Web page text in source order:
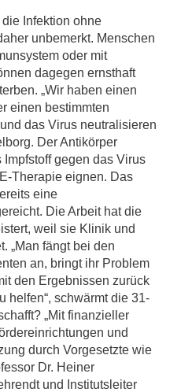
Infektion ohne
unbemerkt. Menschen
oder mit
dagegen ernsthaft
„Wir haben einen
einen bestimmten
das Virus neutralisieren
Der Antikörper
gegen das Virus
Therapie eignen. Das
eine
Die Arbeit hat die
weil sie Klinik und
„Man fängt bei den
an, bringt ihr Problem
den Ergebnissen zurück
helfen“, schwärmt die 31-
„Mit finanzieller
und
durch Vorgesetzte wie
Dr. Heiner
und Institutsleiter